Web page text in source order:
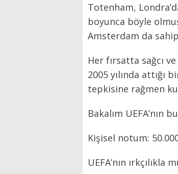
Totenham,
boyunca böyle
Amsterdam da
Her fırsatta sağcı
2005 yılında
tepkisine rağmen
Bakalım UEFA’nın
Kişisel notum:
UEFA’nın